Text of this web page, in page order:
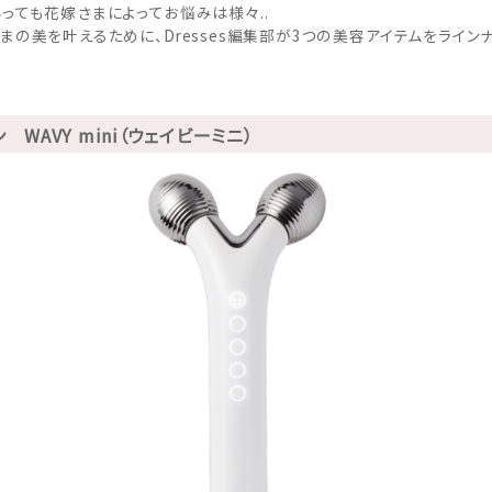
ても花嫁さまによってお悩みは様々..
の美を叶えるために、Dresses編集部が3つの美容アイテムをライン
WAVY mini（ウェイビーミニ）